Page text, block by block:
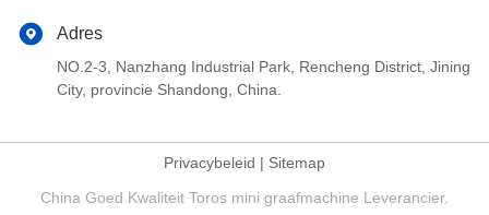
Adres
NO.2-3, Nanzhang Industrial Park, Rencheng District, Jining
City, provincie Shandong, China.
Privacybeleid | Sitemap
China Goed Kwaliteit Toros mini graafmachine Leverancier.